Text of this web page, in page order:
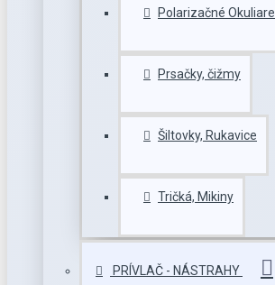
Polarizačné Okuliare
Prsačky, čižmy
Šiltovky, Rukavice
Tričká, Mikiny
PRÍVLAČ - NÁSTRAHY